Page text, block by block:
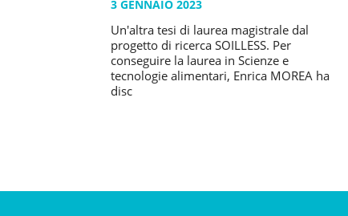
3 GENNAIO 2023
Un'altra tesi di laurea magistrale dal
progetto di ricerca SOILLESS. Per
conseguire la laurea in Scienze e
tecnologie alimentari, Enrica MOREA ha
disc